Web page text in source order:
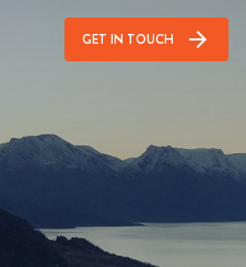
GET IN TOUCH arrow_forward